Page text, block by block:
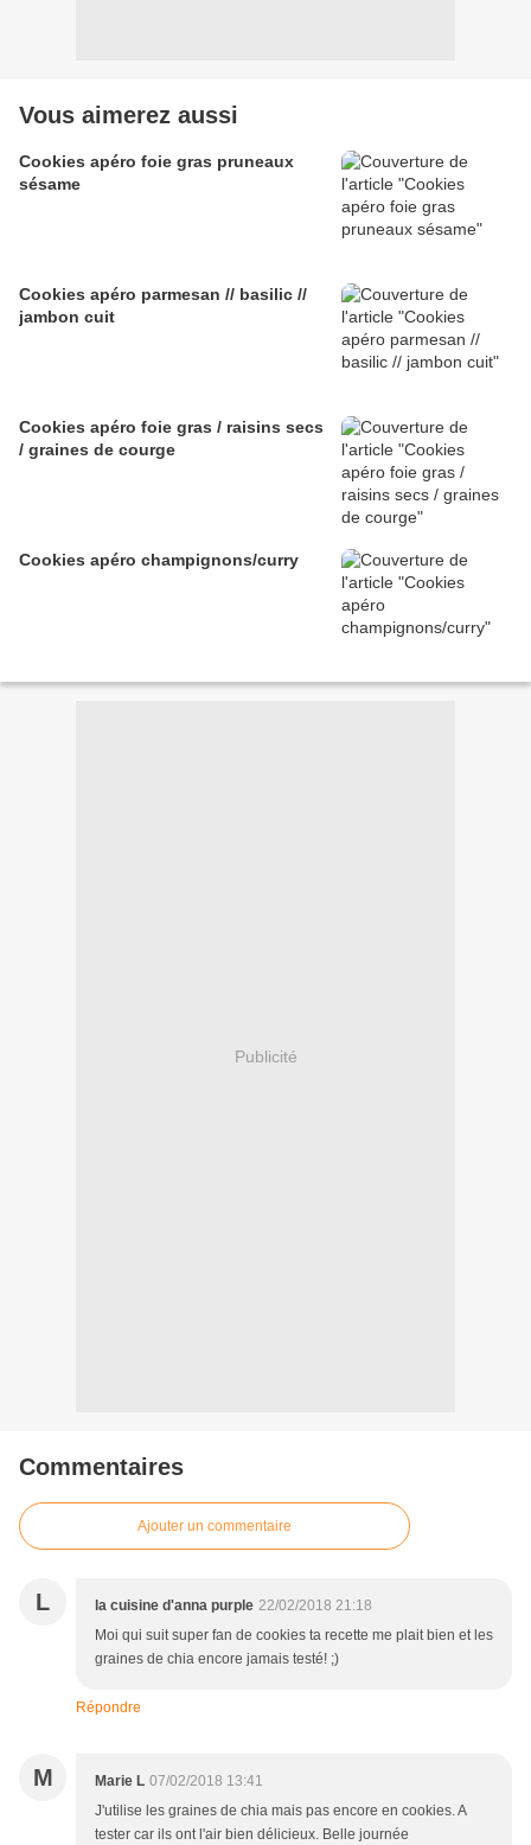
Vous aimerez aussi
Cookies apéro foie gras pruneaux
sésame
Cookies apéro parmesan // basilic //
jambon cuit
Cookies apéro foie gras / raisins secs
/ graines de courge
Cookies apéro champignons/curry
Publicité
Commentaires
Ajouter un commentaire
L la cuisine d'anna purple 22/02/2018 21:18
Moi qui suit super fan de cookies ta recette me plait bien et les
graines de chia encore jamais testé! ;)
Répondre
M Marie L 07/02/2018 13:41
J'utilise les graines de chia mais pas encore en cookies. A
tester car ils ont l'air bien délicieux. Belle journée